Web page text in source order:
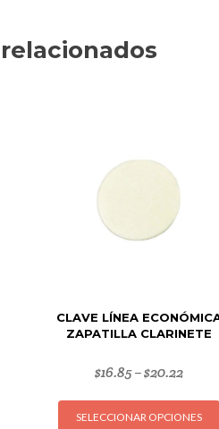
CLAVE LÍNEA
ZAPATILLA CLARINETE
$16.85–$20.22
SELECCIONAR OPCIONES